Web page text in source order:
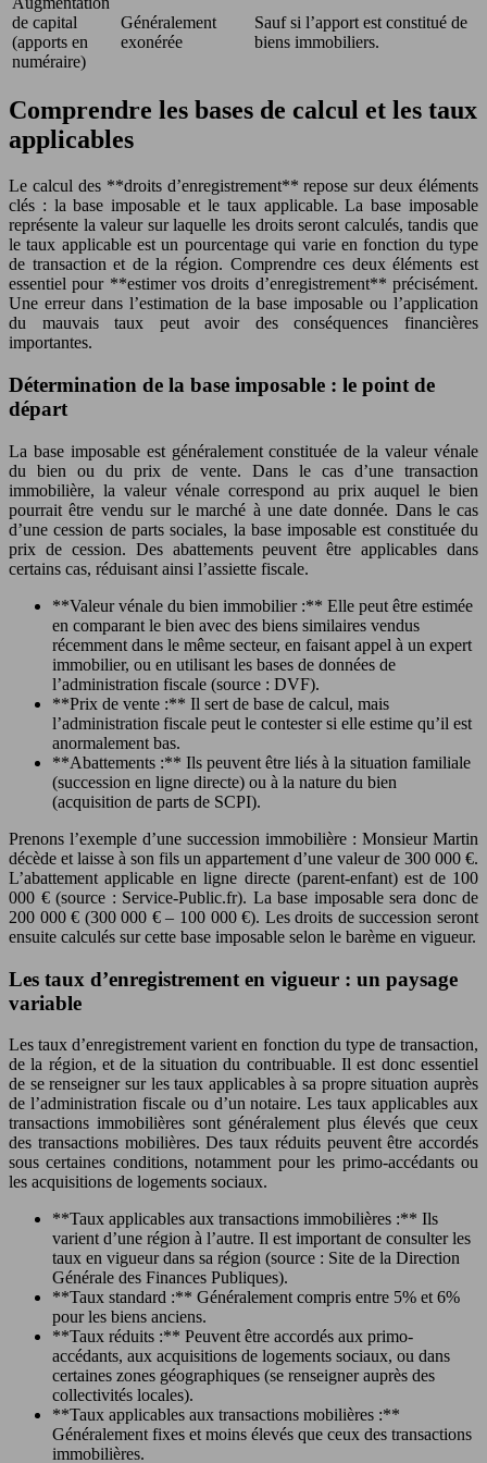
de capital
(apports en
numéraire)
Généralement
exonérée
Sauf si l’apport est constitué de
biens immobiliers.
Comprendre les bases de calcul et les taux
applicables
Le calcul des **droits d’enregistrement** repose sur deux éléments
clés : la base imposable et le taux applicable. La base imposable
représente la valeur sur laquelle les droits seront calculés, tandis que
le taux applicable est un pourcentage qui varie en fonction du type
de transaction et de la région. Comprendre ces deux éléments est
essentiel pour **estimer vos droits d’enregistrement** précisément.
Une erreur dans l’estimation de la base imposable ou l’application
du mauvais taux peut avoir des conséquences financières
importantes.
Détermination de la base imposable : le point de
départ
La base imposable est généralement constituée de la valeur vénale
du bien ou du prix de vente. Dans le cas d’une transaction
immobilière, la valeur vénale correspond au prix auquel le bien
pourrait être vendu sur le marché à une date donnée. Dans le cas
d’une cession de parts sociales, la base imposable est constituée du
prix de cession. Des abattements peuvent être applicables dans
certains cas, réduisant ainsi l’assiette fiscale.
**Valeur vénale du bien immobilier :** Elle peut être estimée
en comparant le bien avec des biens similaires vendus
récemment dans le même secteur, en faisant appel à un expert
immobilier, ou en utilisant les bases de données de
l’administration fiscale (source : DVF).
**Prix de vente :** Il sert de base de calcul, mais
l’administration fiscale peut le contester si elle estime qu’il est
anormalement bas.
**Abattements :** Ils peuvent être liés à la situation familiale
(succession en ligne directe) ou à la nature du bien
(acquisition de parts de SCPI).
Prenons l’exemple d’une succession immobilière : Monsieur Martin
décède et laisse à son fils un appartement d’une valeur de 300 000 €.
L’abattement applicable en ligne directe (parent-enfant) est de 100
000 € (source : Service-Public.fr). La base imposable sera donc de
200 000 € (300 000 € – 100 000 €). Les droits de succession seront
ensuite calculés sur cette base imposable selon le barème en vigueur.
Les taux d’enregistrement en vigueur : un paysage
variable
Les taux d’enregistrement varient en fonction du type de transaction,
de la région, et de la situation du contribuable. Il est donc essentiel
de se renseigner sur les taux applicables à sa propre situation auprès
de l’administration fiscale ou d’un notaire. Les taux applicables aux
transactions immobilières sont généralement plus élevés que ceux
des transactions mobilières. Des taux réduits peuvent être accordés
sous certaines conditions, notamment pour les primo-accédants ou
les acquisitions de logements sociaux.
**Taux applicables aux transactions immobilières :** Ils
varient d’une région à l’autre. Il est important de consulter les
taux en vigueur dans sa région (source : Site de la Direction
Générale des Finances Publiques).
**Taux standard :** Généralement compris entre 5% et 6%
pour les biens anciens.
**Taux réduits :** Peuvent être accordés aux primo-
accédants, aux acquisitions de logements sociaux, ou dans
certaines zones géographiques (se renseigner auprès des
collectivités locales).
**Taux applicables aux transactions mobilières :**
Généralement fixes et moins élevés que ceux des transactions
immobilières.